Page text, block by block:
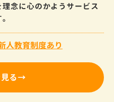
理念に心のかようサービス
人教育制度あり
る